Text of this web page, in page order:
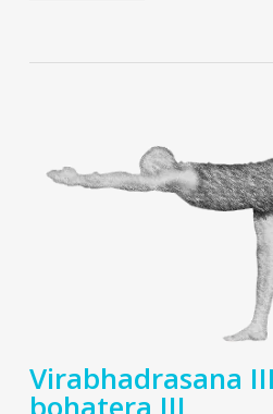
Virabhadrasana